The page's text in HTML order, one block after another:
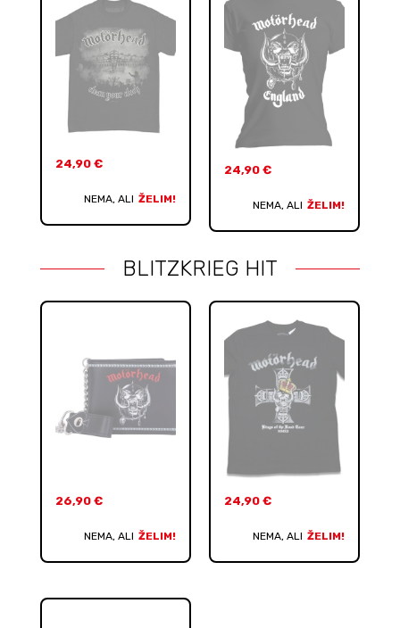
24,90 €
NEMA, ALI ŽELIM!
24,90 €
NEMA, ALI ŽELIM!
BLITZKRIEG HIT
26,90 €
NEMA, ALI ŽELIM!
24,90 €
NEMA, ALI ŽELIM!